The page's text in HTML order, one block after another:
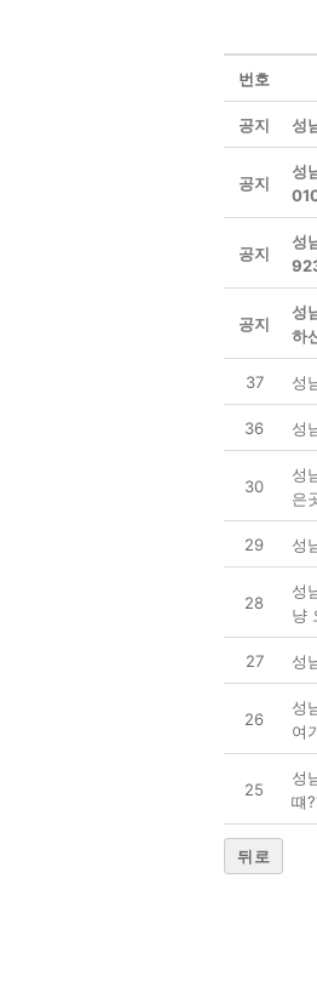
번호
공지 성
공지
성
공지
성
공지
성
하
37 성
36 성
30
성
은
29 성
28
성
냥
27 성
26
성
여
25
성
떄
뒤로